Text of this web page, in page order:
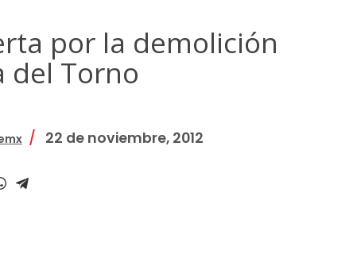
por la demolición
del Torno
22 de noviembre, 2012